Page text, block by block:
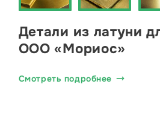
Детали из латуни
ООО «Мориос»
Смотреть подробнее